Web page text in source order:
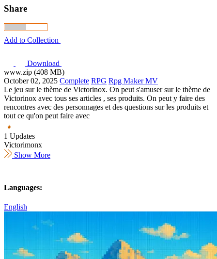
Share
Add to Collection
Download
www.zip (408 MB)
October 02, 2025 Complete RPG Rpg Maker MV
Le jeu sur le thème de Victorinox. On peut s'amuser sur le thème de
Victorinox avec tous ses articles , ses produits. On peut y faire des
rencontres avec des personnages et des questions sur les produits et
tout ce qu'on peut faire avec
1 Updates
Victorimonx
Show More
Languages:
English